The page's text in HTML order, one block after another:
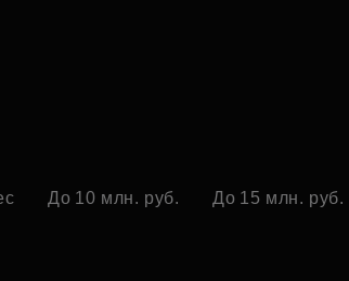
До 10 млн. руб. До 15 млн. руб.